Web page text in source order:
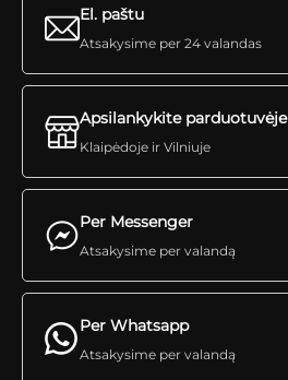
Per Messenger
Atsakysime per valandą
El. paštu
Atsakysime per 24 valandas
Apsilankykite parduotuvėje
Klaipėdoje ir Vilniuje
Per Whatsapp
Atsakysime per valandą